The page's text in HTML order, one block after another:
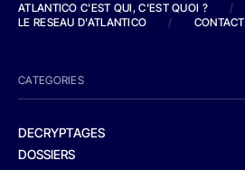
ATLANTICO C'EST QUI, C'EST QUOI ?
/
LE RESEAU D'ATLANTICO
/ CONTACT
CATEGORIES
DECRYPTAGES
DOSSIERS